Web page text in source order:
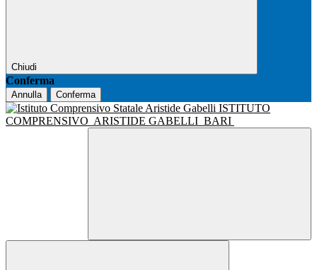
Chiudi
Conferma
Annulla Conferma
ISTITUTO
COMPRENSIVO ARISTIDE GABELLI BARI